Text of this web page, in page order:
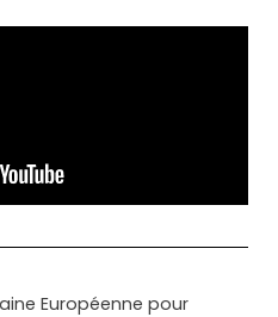
Européenne pour